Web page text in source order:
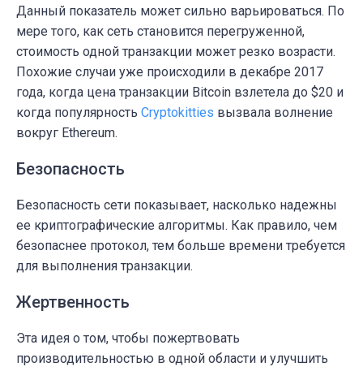
Данный показатель может сильно варьироваться. По
мере того, как сеть становится перегруженной,
стоимость одной транзакции может резко возрасти.
Похожие случаи уже происходили в декабре 2017
года, когда цена транзакции Bitcoin взлетела до $20 и
когда популярность Cryptokitties вызвала волнение
вокруг Ethereum.
Безопасность
Безопасность сети показывает, насколько надежны
ее криптографические алгоритмы. Как правило, чем
безопаснее протокол, тем больше времени требуется
для выполнения транзакции.
Жертвенность
Эта идея о том, чтобы пожертвовать
производительностью в одной области и улучшить